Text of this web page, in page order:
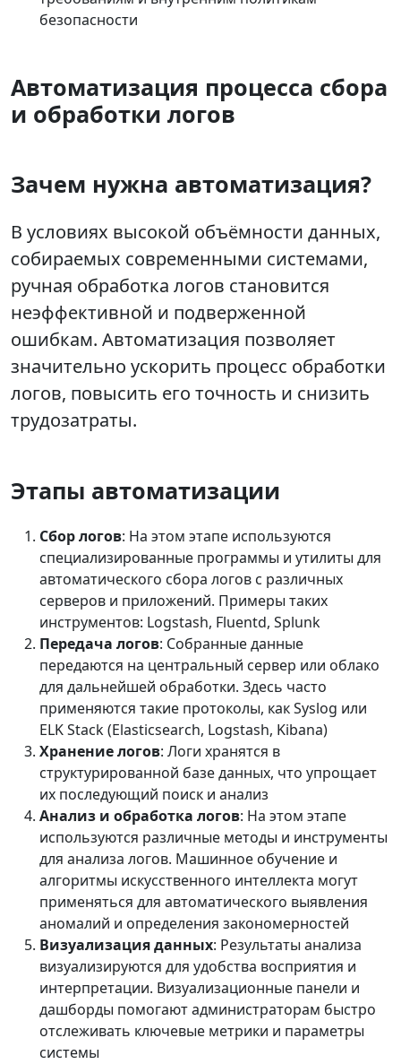
безопасности
Автоматизация процесса сбора
и обработки логов
Зачем нужна автоматизация?
В условиях высокой объёмности данных,
собираемых современными системами,
ручная обработка логов становится
неэффективной и подверженной
ошибкам. Автоматизация позволяет
значительно ускорить процесс обработки
логов, повысить его точность и снизить
трудозатраты.
Этапы автоматизации
Сбор логов: На этом этапе используются
специализированные программы и утилиты для
автоматического сбора логов с различных
серверов и приложений. Примеры таких
инструментов: Logstash, Fluentd, Splunk
Передача логов: Собранные данные
передаются на центральный сервер или облако
для дальнейшей обработки. Здесь часто
применяются такие протоколы, как Syslog или
ELK Stack (Elasticsearch, Logstash, Kibana)
Хранение логов: Логи хранятся в
структурированной базе данных, что упрощает
их последующий поиск и анализ
Анализ и обработка логов: На этом этапе
используются различные методы и инструменты
для анализа логов. Машинное обучение и
алгоритмы искусственного интеллекта могут
применяться для автоматического выявления
аномалий и определения закономерностей
Визуализация данных: Результаты анализа
визуализируются для удобства восприятия и
интерпретации. Визуализационные панели и
дашборды помогают администраторам быстро
отслеживать ключевые метрики и параметры
системы